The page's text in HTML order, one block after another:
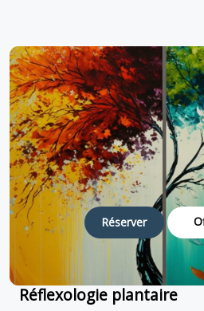
Réserver
Réflexologie plantaire